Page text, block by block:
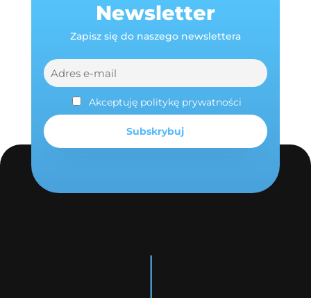
Newsletter
Zapisz się do naszego newslettera
Akceptuję politykę prywatności